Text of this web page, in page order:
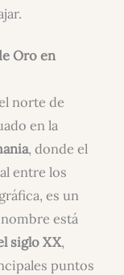
Oro en
norte de
en la
, donde el
entre los
es un
está
siglo XX,
puntos